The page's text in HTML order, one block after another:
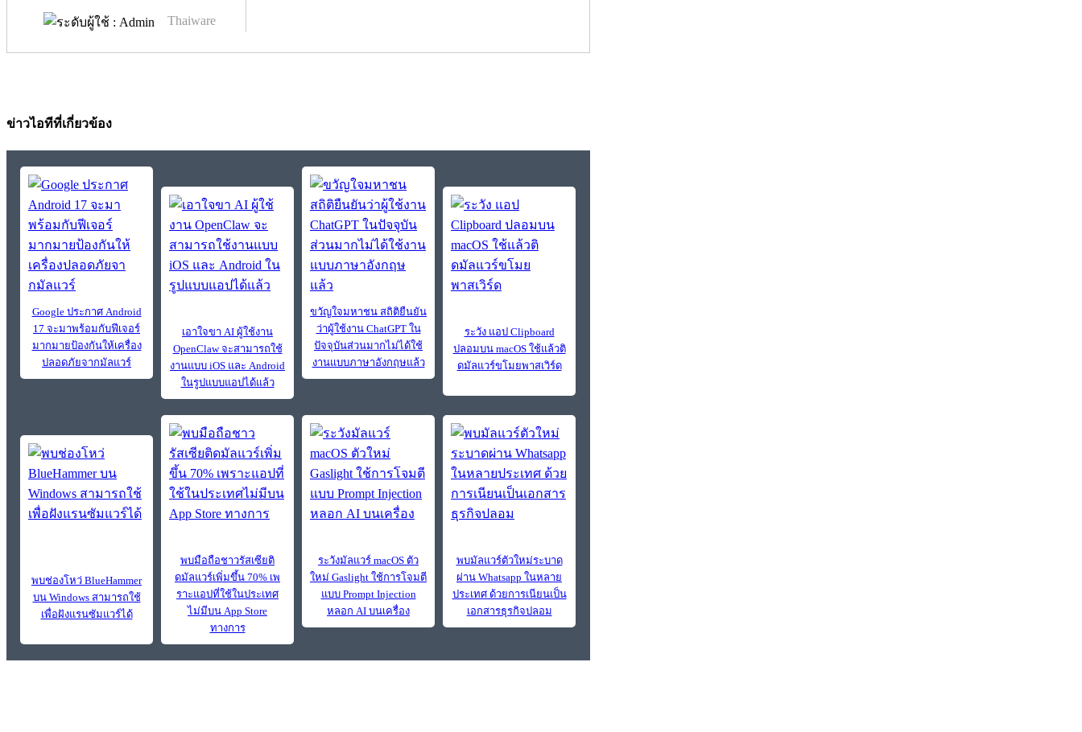
Thaiware
ข่าวไอทีที่เกี่ยวข้อง
Google ประกาศ Android
17 จะมาพร้อมกับฟีเจอร์
มากมายป้องกันให้เครื่อง
ปลอดภัยจากมัลแวร์
เอาใจขา AI ผู้ใช้งาน
OpenClaw จะสามารถใช้
งานแบบ iOS และ Android
ในรูปแบบแอปได้แล้ว
ขวัญใจมหาชน สถิติยืนยัน
ว่าผู้ใช้งาน ChatGPT ใน
ปัจจุบันส่วนมากไม่ได้ใช้
งานแบบภาษาอังกฤษแล้ว
ระวัง แอป Clipboard
ปลอมบน macOS ใช้แล้วติ
ดมัลแวร์ขโมยพาสเวิร์ด
พบช่องโหว่ BlueHammer
บน Windows สามารถใช้
เพื่อฝังแรนซัมแวร์ได้
พบมือถือชาวรัสเซียติ
ดมัลแวร์เพิ่มขึ้น 70% เพ
ราะแอปที่ใช้ในประเทศ
ไม่มีบน App Store
ทางการ
ระวังมัลแวร์ macOS ตัว
ใหม่ Gaslight ใช้การโจมตี
แบบ Prompt Injection
หลอก AI บนเครื่อง
พบมัลแวร์ตัวใหม่ระบาด
ผ่าน Whatsapp ในหลาย
ประเทศ ด้วยการเนียนเป็น
เอกสารธุรกิจปลอม